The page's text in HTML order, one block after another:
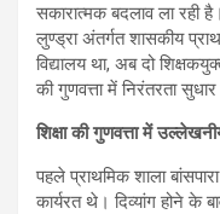
सकारात्मक बदलाव ला
लुण्ड्रा अंतर्गत शासकीय
विद्यालय था, अब दो
की गुणवत्ता में निरंतरता सुधार
शिक्षा की गुणवत्ता में
पहले प्राथमिक शाला
कार्यरत थे। दिव्यांग होने के